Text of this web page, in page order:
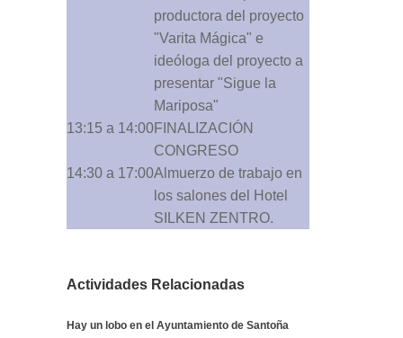
productora del proyecto
"Varita Mágica" e
ideóloga del proyecto a
presentar "Sigue la
Mariposa"
13:15 a 14:00FINALIZACIÓN
CONGRESO
14:30 a 17:00Almuerzo de trabajo en
los salones del Hotel
SILKEN ZENTRO.
Actividades Relacionadas
Hay un lobo en el Ayuntamiento de Santoña